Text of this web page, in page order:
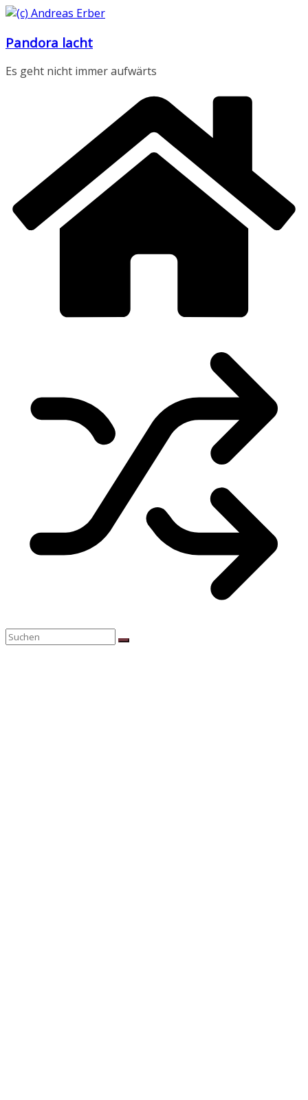
Zum
springen
Pandora lacht
Es geht nicht immer aufwärts